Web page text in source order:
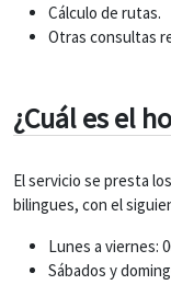
Cálculo de rutas.
Otras consultas
¿Cuál es el
El servicio se presta
bilingues, con el
Lunes a viernes:
Sábados y